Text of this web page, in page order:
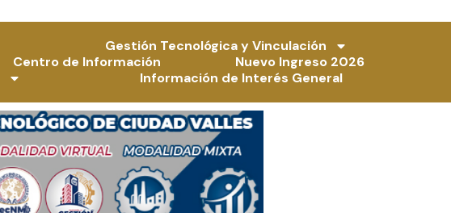
Gestión Tecnológica y Vinculación
Centro de Información
Nuevo Ingreso 2026
Información de Interés General